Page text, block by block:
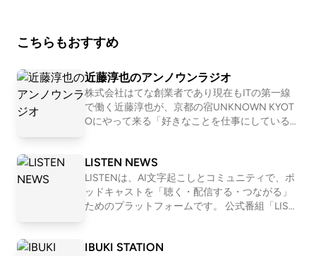
こちらもおすすめ
近藤淳也のアンノウンラジオ
株式会社はてな創業者であり現在もITの第一線
で働く近藤淳也が、京都の宿UNKNOWN KYOT
Oにやって来る「好きなことを仕事にしている
例」として紐解いていきます。 . 【ホスト：近藤
淳也】 株式会社OND代表取締役社長、株式会社
はてな取締役、UNKNOWN KYOTO支配人、NP
O法人滋賀一周トレイル代表理事、トレイルラ
創業、2011年にマザーズにて上場。その後2017
LISTEN NEWS
LISTENは、AI文字起こしとコミュニティで、ポ
ッドキャストを「聴く・配信する・つながる」
ためのプラットフォームです。 公式番組「LIST
→ https://listen.style/
IBUKI STATION